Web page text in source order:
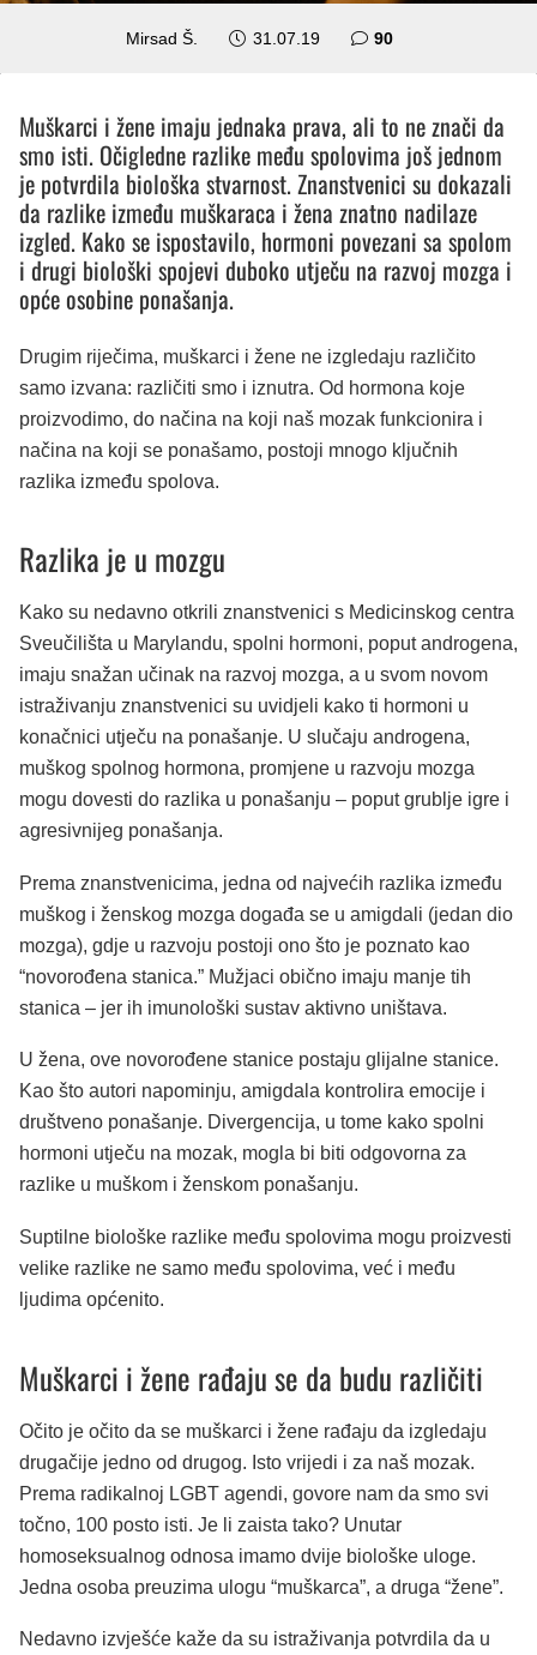
Mirsad Š. 31.07.19 90komentara
Muškarci i žene imaju jednaka prava, ali to ne znači da
smo isti. Očigledne razlike među spolovima još jednom
je potvrdila biološka stvarnost. Znanstvenici su dokazali
da razlike između muškaraca i žena znatno nadilaze
izgled. Kako se ispostavilo, hormoni povezani sa spolom
i drugi biološki spojevi duboko utječu na razvoj mozga i
opće osobine ponašanja.
Drugim riječima, muškarci i žene ne izgledaju različito
samo izvana: različiti smo i iznutra. Od hormona koje
proizvodimo, do načina na koji naš mozak funkcionira i
načina na koji se ponašamo, postoji mnogo ključnih
razlika između spolova.
Razlika je u mozgu
Kako su nedavno otkrili znanstvenici s Medicinskog centra
Sveučilišta u Marylandu, spolni hormoni, poput androgena,
imaju snažan učinak na razvoj mozga, a u svom novom
istraživanju znanstvenici su uvidjeli kako ti hormoni u
konačnici utječu na ponašanje. U slučaju androgena,
muškog spolnog hormona, promjene u razvoju mozga
mogu dovesti do razlika u ponašanju – poput grublje igre i
agresivnijeg ponašanja.
Prema znanstvenicima, jedna od najvećih razlika između
muškog i ženskog mozga događa se u amigdali (jedan dio
mozga), gdje u razvoju postoji ono što je poznato kao
“novorođena stanica.” Mužjaci obično imaju manje tih
stanica – jer ih imunološki sustav aktivno uništava.
U žena, ove novorođene stanice postaju glijalne stanice.
Kao što autori napominju, amigdala kontrolira emocije i
društveno ponašanje. Divergencija, u tome kako spolni
hormoni utječu na mozak, mogla bi biti odgovorna za
razlike u muškom i ženskom ponašanju.
Suptilne biološke razlike među spolovima mogu proizvesti
velike razlike ne samo među spolovima, već i među
ljudima općenito.
Muškarci i žene rađaju se da budu različiti
Očito je očito da se muškarci i žene rađaju da izgledaju
drugačije jedno od drugog. Isto vrijedi i za naš mozak.
Prema radikalnoj LGBT agendi, govore nam da smo svi
točno, 100 posto isti. Je li zaista tako? Unutar
homoseksualnog odnosa imamo dvije biološke uloge.
Jedna osoba preuzima ulogu “muškarca”, a druga “žene”.
Nedavno izvješće kaže da su istraživanja potvrdila da u